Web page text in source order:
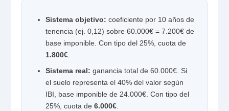
Sistema objetivo: coeficiente por 10 años de
tenencia (ej. 0,12) sobre 60.000€ = 7.200€ de
base imponible. Con tipo del 25%, cuota de
1.800€.
Sistema real: ganancia total de 60.000€. Si
el suelo representa el 40% del valor según
IBI, base imponible de 24.000€. Con tipo del
25%, cuota de6.000€.